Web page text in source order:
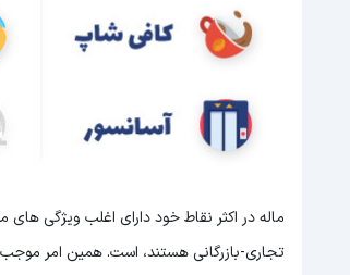
ماله در اکثر نقاط خود دارای اغلب ویژگی
تجاری-بازرگانی هستند، است. همین امر موجب